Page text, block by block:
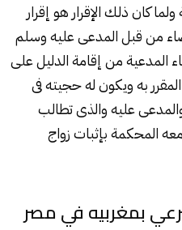
كان ذلك الإقرار هو إقرار
من قبل المدعى عليه وسلم
المدعية من إقامة الدليل على
به ويكون له حجيته فى
والمدعى عليه والذى تطالب
المحكمة بإثبات زواج
بمغربيه في مصر